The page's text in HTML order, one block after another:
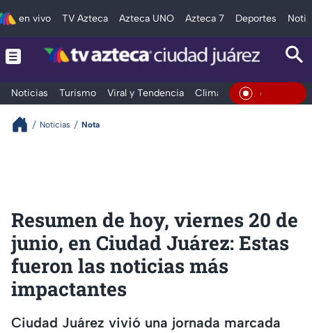
en vivo TV Azteca Azteca UNO Azteca 7 Deportes
Noticias Turismo Viral y Tendencia Clima Deportes En Vivo
Noticias Nota
Resumen de hoy, viernes 20 de
junio, en Ciudad Juárez: Estas
fueron las noticias más
impactantes
Ciudad Juárez vivió una jornada marcada